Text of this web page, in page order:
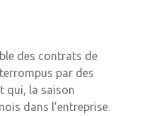
des contrats de
par des
qui, la saison
dans l’entreprise.